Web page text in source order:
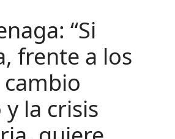
“Si
frente a los
la crisis